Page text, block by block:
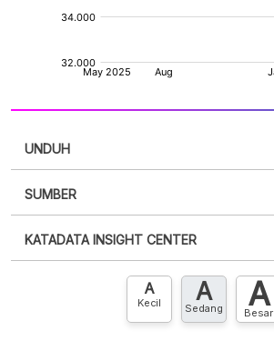
UNDUH
XLS
SUMBER
punya akun?Silakan Daftar sekarang
KATADATA INSIGHT CENTER
Hubungi sekarang »
A
Kecil A
Sedang A
Besar